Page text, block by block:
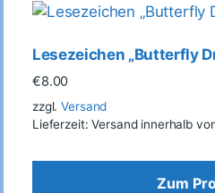
Lesezeichen „Butterfly
€8.00
zzgl.Versand
Lieferzeit: Versand innerhalb
Zum